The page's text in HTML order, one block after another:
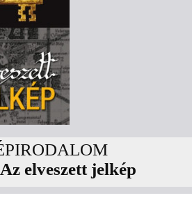
Az elveszett jelkép